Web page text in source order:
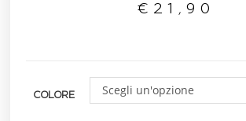
€ 21,90
COLORE Scegli un'opzione